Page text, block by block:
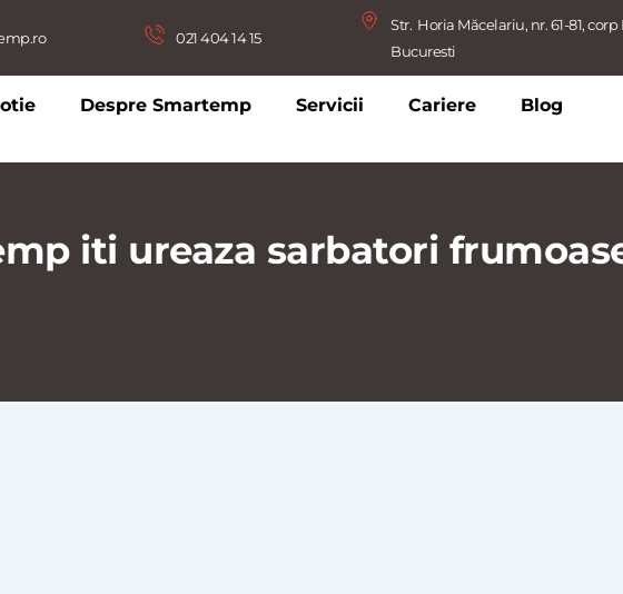
021 404 14 15
Str.  Horia Măcelariu, nr. 61-81, corp
Bucuresti
Despre Smartemp Servicii Cariere
Blog
iti ureaza sarbatori